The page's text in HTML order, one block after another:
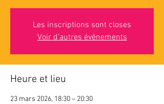
Les inscriptions sont closes
Voir d'autres événements
Heure et lieu
23 mars 2026, 18:30 – 20:30